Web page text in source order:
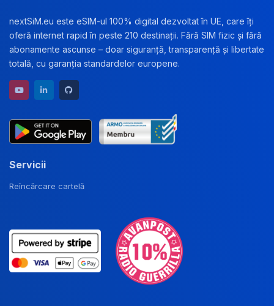
nextSiM.eu este eSIM-ul 100% digital dezvoltat în UE, care îți
oferă internet rapid în peste 210 destinații. Fără SIM fizic și fără
abonamente ascunse – doar siguranță, transparență și libertate
totală, cu garanția standardelor europene.
YouTube channel
LinkedIn profile
Servicii
Reîncărcare cartelă